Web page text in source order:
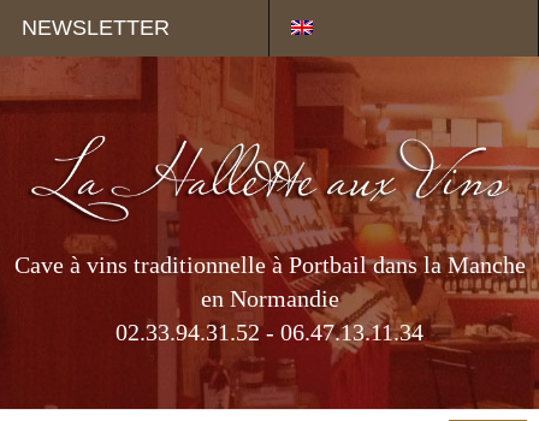
NEWSLETTER
Cave à vins traditionnelle à Portbail dans la Manche
en Normandie
02.33.94.31.52 - 06.47.13.11.34
Panneau de gestion des cookies